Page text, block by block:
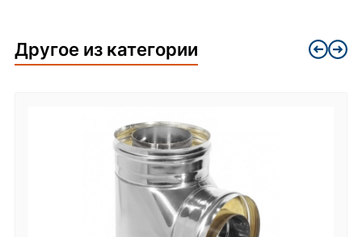
Другое из категории